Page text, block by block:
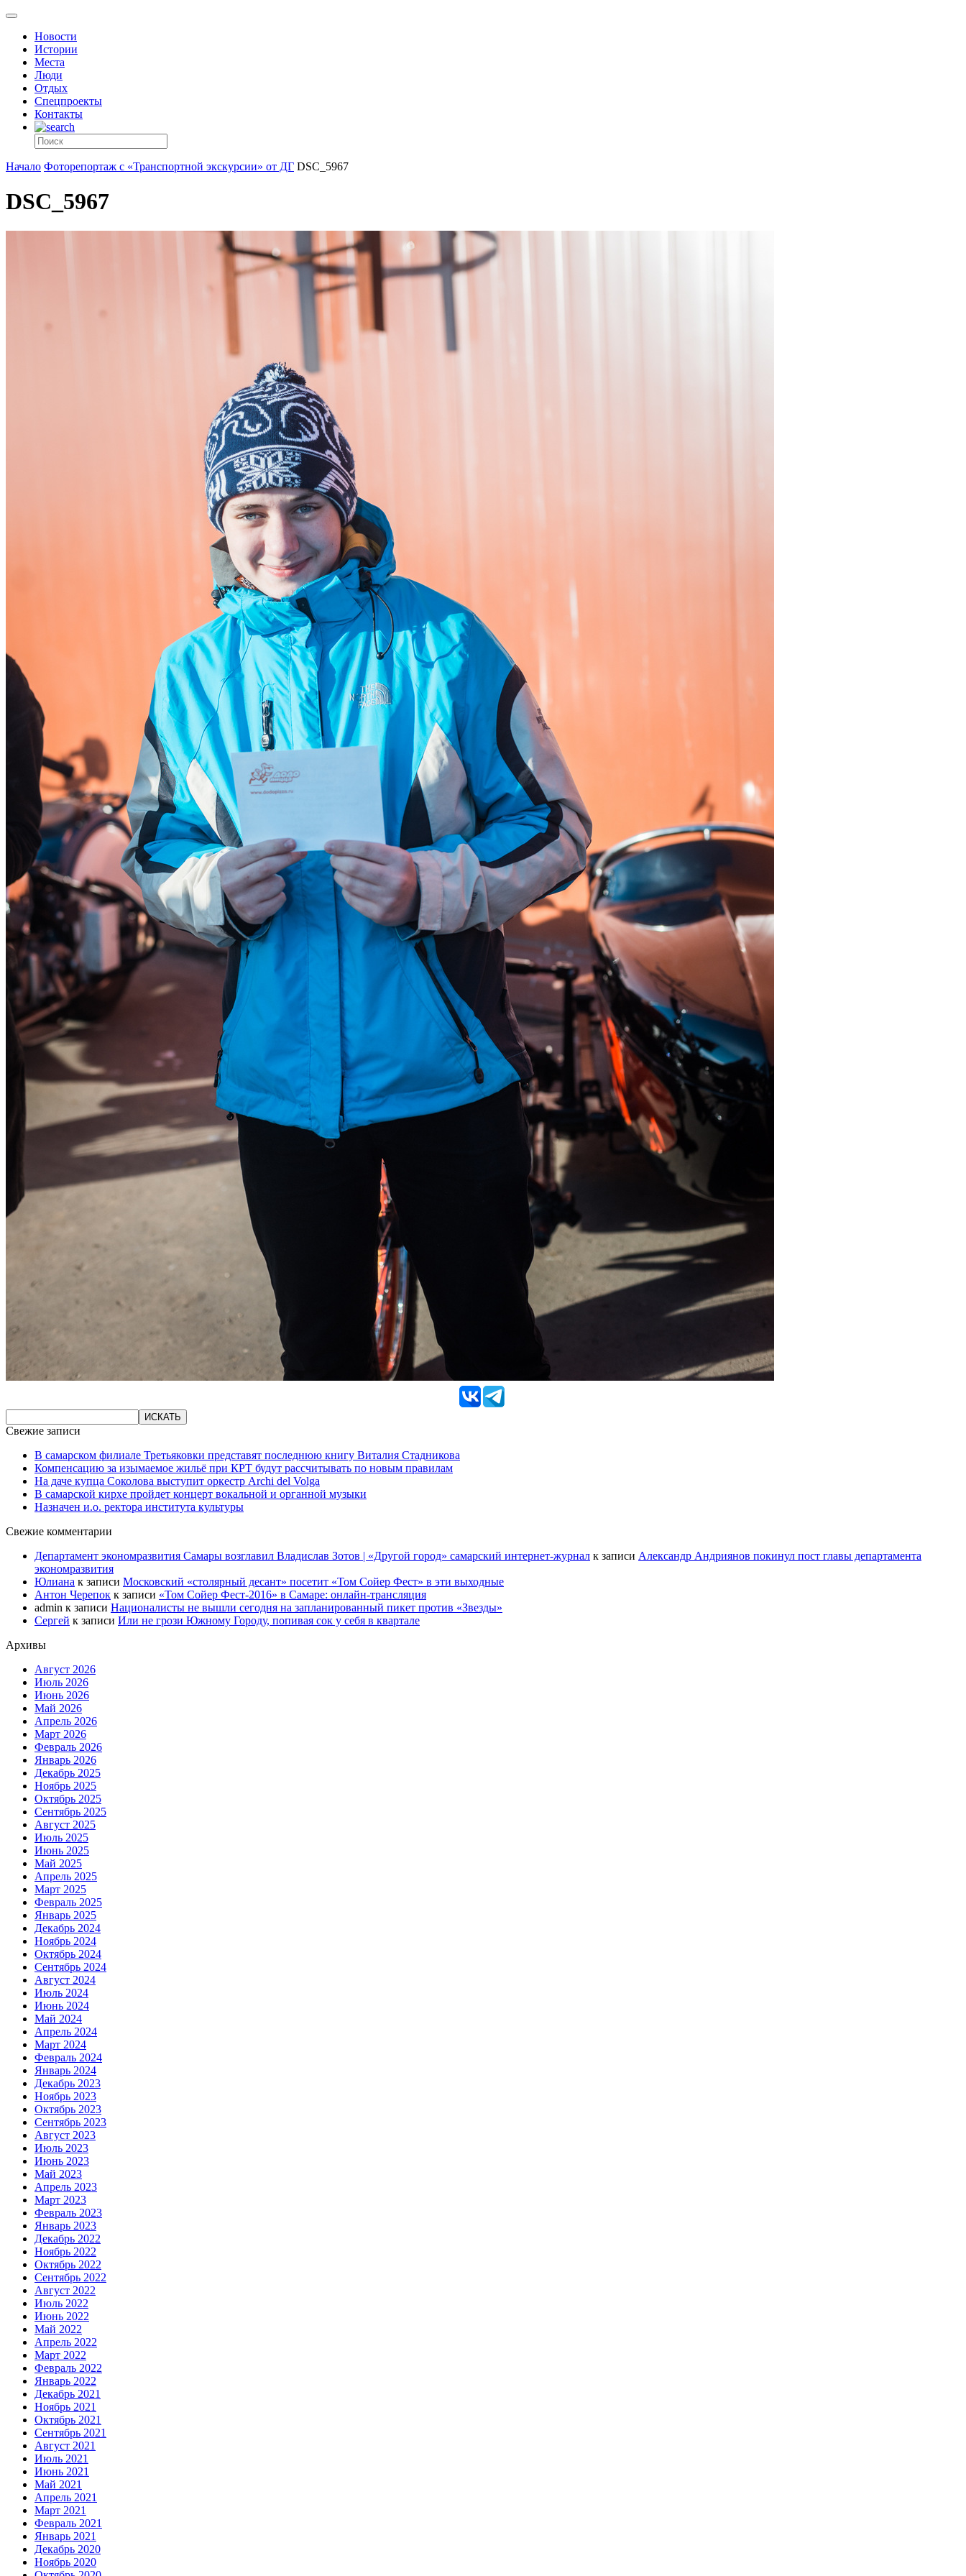
Новости
Истории
Места
Люди
Отдых
Спецпроекты
Контакты
Начало Фоторепортаж с «Транспортной экскурсии» от ДГ DSC_5967
DSC_5967
Свежие записи
В самарском филиале Третьяковки представят последнюю книгу Виталия Стадникова
Компенсацию за изымаемое жильё при КРТ будут рассчитывать по новым правилам
На даче купца Соколова выступит оркестр Archi del Volga
В самарской кирхе пройдет концерт вокальной и органной музыки
Назначен и.о. ректора института культуры
Свежие комментарии
Департамент экономразвития Самары возглавил Владислав Зотов | «Другой город» самарский интернет-журнал к записи Александр Андриянов покинул пост главы департамента
экономразвития
Юлиана к записи Московский «столярный десант» посетит «Том Сойер Фест» в эти выходные
Антон Черепок к записи «Том Сойер Фест-2016» в Самаре: онлайн-трансляция
admin к записи Националисты не вышли сегодня на запланированный пикет против «Звезды»
Сергей к записи Или не грози Южному Городу, попивая сок у себя в квартале
Архивы
Август 2026
Июль 2026
Июнь 2026
Май 2026
Апрель 2026
Март 2026
Февраль 2026
Январь 2026
Декабрь 2025
Ноябрь 2025
Октябрь 2025
Сентябрь 2025
Август 2025
Июль 2025
Июнь 2025
Май 2025
Апрель 2025
Март 2025
Февраль 2025
Январь 2025
Декабрь 2024
Ноябрь 2024
Октябрь 2024
Сентябрь 2024
Август 2024
Июль 2024
Июнь 2024
Май 2024
Апрель 2024
Март 2024
Февраль 2024
Январь 2024
Декабрь 2023
Ноябрь 2023
Октябрь 2023
Сентябрь 2023
Август 2023
Июль 2023
Июнь 2023
Май 2023
Апрель 2023
Март 2023
Февраль 2023
Январь 2023
Декабрь 2022
Ноябрь 2022
Октябрь 2022
Сентябрь 2022
Август 2022
Июль 2022
Июнь 2022
Май 2022
Апрель 2022
Март 2022
Февраль 2022
Январь 2022
Декабрь 2021
Ноябрь 2021
Октябрь 2021
Сентябрь 2021
Август 2021
Июль 2021
Июнь 2021
Май 2021
Апрель 2021
Март 2021
Февраль 2021
Январь 2021
Декабрь 2020
Ноябрь 2020